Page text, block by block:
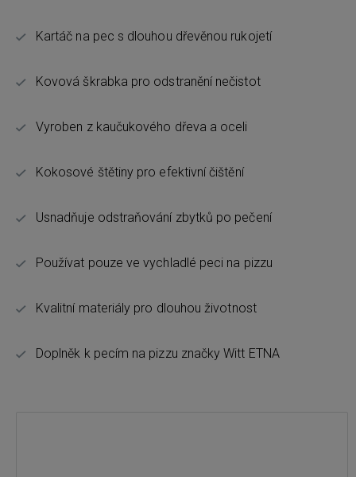
Kartáč na pec s dlouhou dřevěnou rukojetí
Kovová škrabka pro odstranění nečistot
Vyroben z kaučukového dřeva a oceli
Kokosové štětiny pro efektivní čištění
Usnadňuje odstraňování zbytků po pečení
Používat pouze ve vychladlé peci na pizzu
Kvalitní materiály pro dlouhou životnost
Doplněk k pecím na pizzu značky Witt ETNA